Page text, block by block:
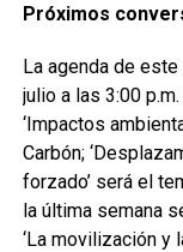
Próximos
La agenda de
julio a las 3:00
‘Impactos
Carbón;
forzado’ será el
la última semana
‘La movilización